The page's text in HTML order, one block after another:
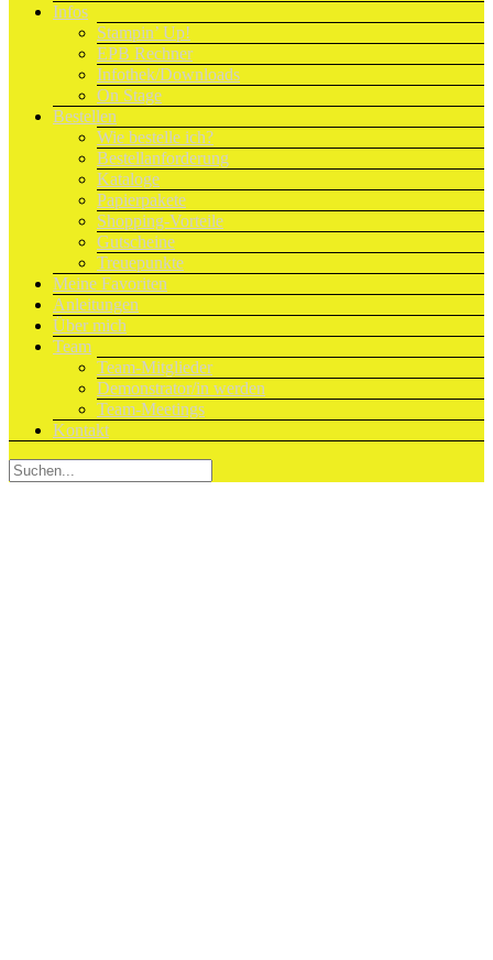
Infos
Stampin’ Up!
EPB Rechner
Infothek/Downloads
On Stage
Bestellen
Wie bestelle ich?
Bestellanforderung
Kataloge
Papierpakete
Shopping-Vorteile
Gutscheine
Treuepunkte
Meine Favoriten
Anleitungen
Über mich
Team
Team-Mitglieder
Demonstrator/in werden
Team-Meetings
Kontakt